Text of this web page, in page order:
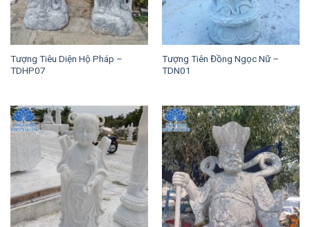
Tượng Tiêu Diện Hộ Pháp –
TDHP07
Tượng Tiên Đồng Ngọc Nữ –
TDN01